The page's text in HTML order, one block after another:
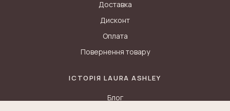
Доставка
Дисконт
Оплата
Повернення товару
ІСТОРІЯ LAURA ASHLEY
Блог